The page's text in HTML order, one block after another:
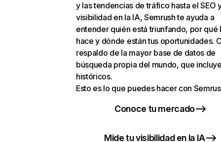
y las tendencias de tráfico hasta el SEO
visibilidad en la IA, Semrush te ayuda a
entender quién está triunfando, por qué
hace y dónde están tus oportunidades.
respaldo de la mayor base de datos de
búsqueda propia del mundo, que
históricos.
Esto es lo que puedes hacer con
Conoce tu mercado
Mide tu visibilidad en la IA